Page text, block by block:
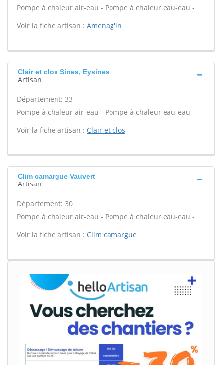
Pompe à chaleur air-eau - Pompe à chaleur eau-eau -
Voir la fiche artisan : Amenag'in
Clair et clos Sines, Eysines
Artisan
Département: 33
Pompe à chaleur air-eau - Pompe à chaleur eau-eau -
Voir la fiche artisan : Clair et clos
Clim camargue Vauvert
Artisan
Département: 30
Pompe à chaleur air-eau - Pompe à chaleur eau-eau -
Voir la fiche artisan : Clim camargue